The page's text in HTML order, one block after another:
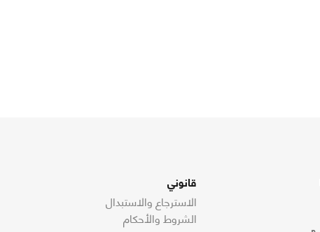
قانوني
الاسترجاع والاستبدال
الشروط والأحكام